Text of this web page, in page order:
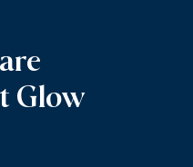
Glow